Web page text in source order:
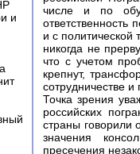
и
числе и по
ответственность
и с политической
никогда не
что с учетом
крепнут,
сотрудничестве
Точка зрения
российских
страны говорили
значения
пресечения